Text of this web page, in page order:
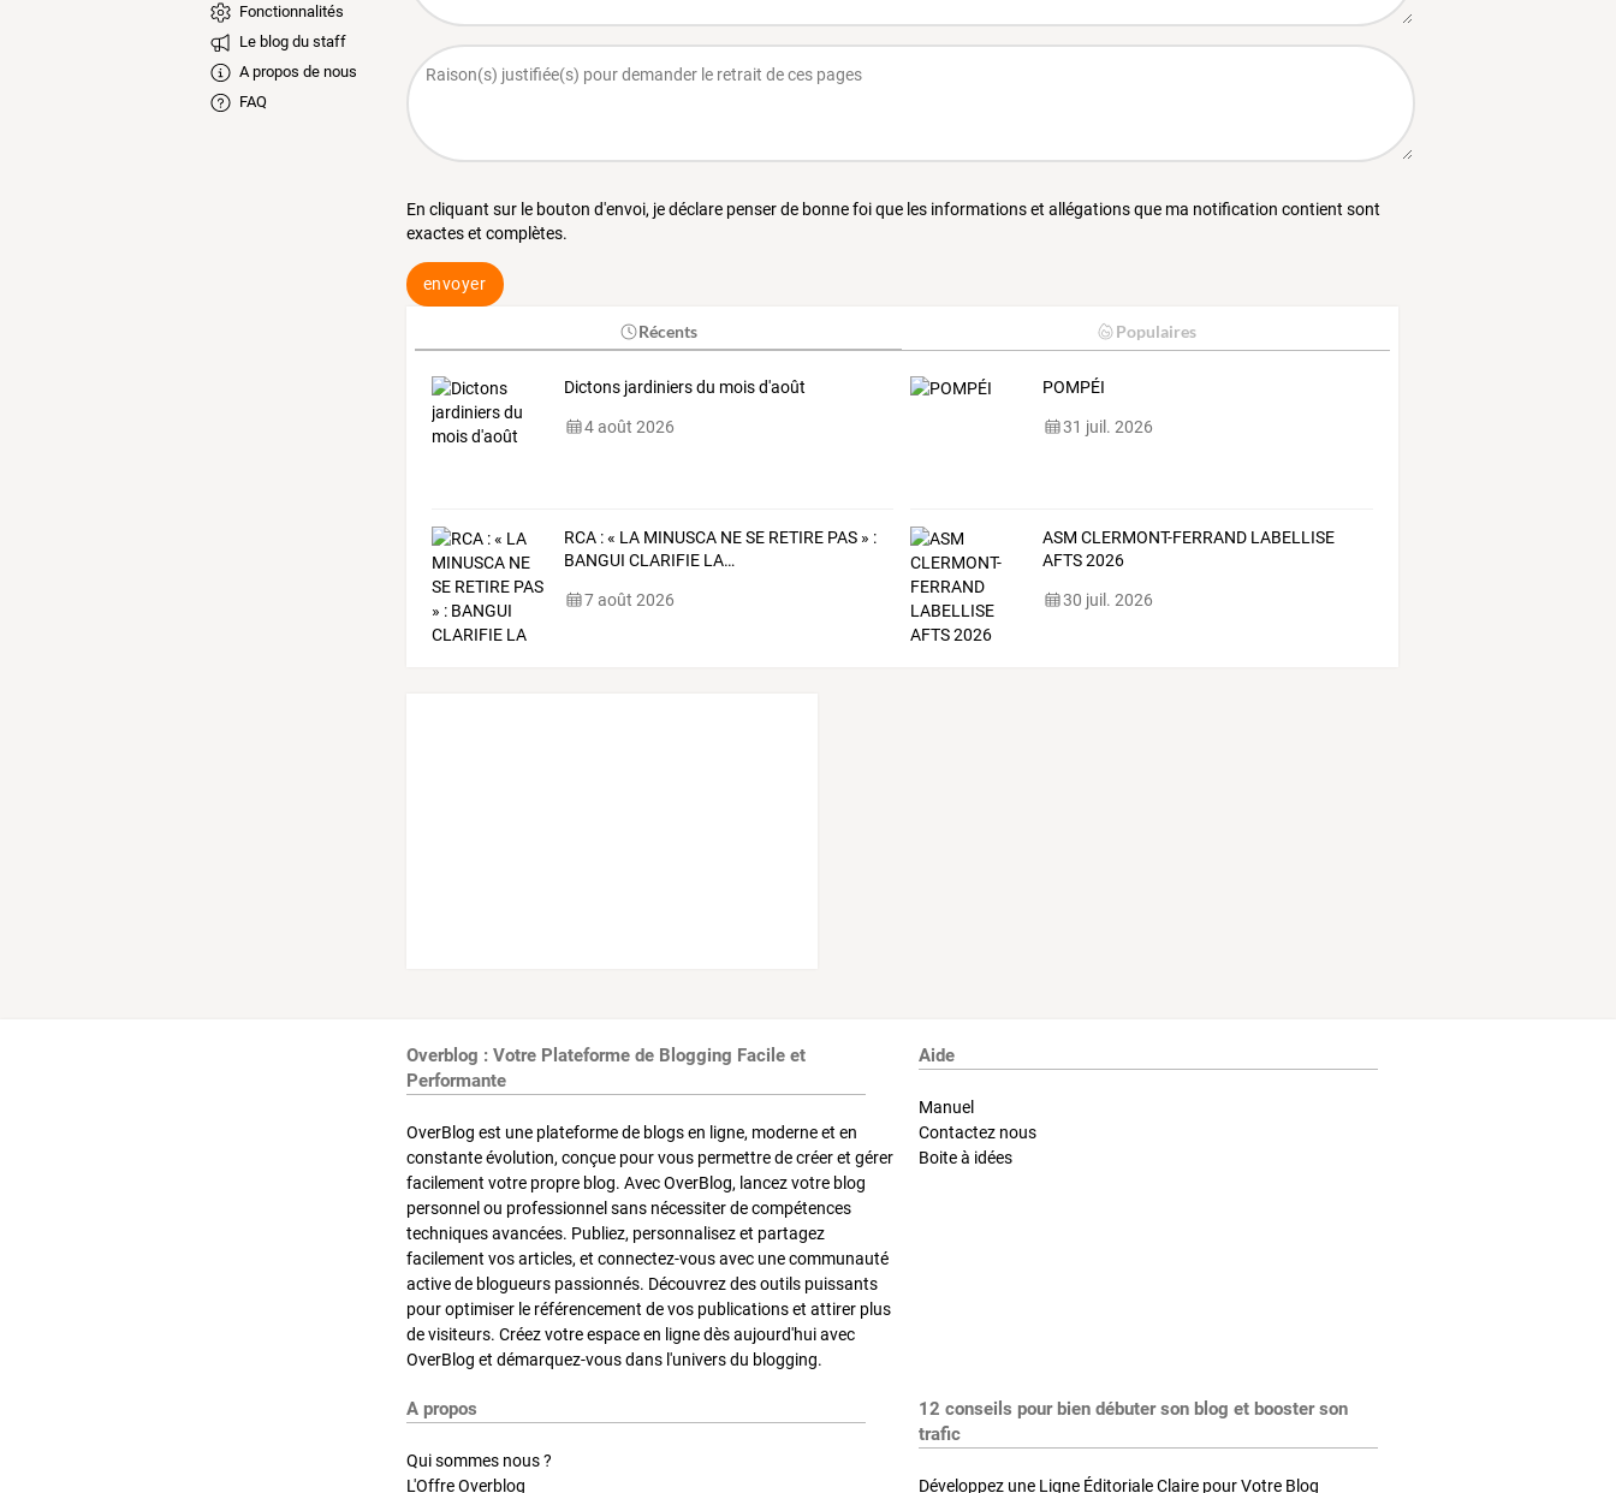
Fonctionnalités
Le blog du staff
A propos de nous
FAQ
En cliquant sur le bouton d'envoi, je déclare penser de bonne foi que les informations et allégations que ma notification contient sont
exactes et complètes.
envoyer
Récents Populaires
Dictons jardiniers du mois d'août
4 août 2026
POMPÉI
31 juil. 2026
RCA:« LAMINUSCANESERETIREPAS» :
BANGUI CLARIFIELA…
7 août 2026
ASM CLERMONT-FERRAND LABELLISE
AFTS 2026
30 juil. 2026
Overblog : Votre Plateforme de Blogging Facile et
Performante
OverBlog est une plateforme de blogs en ligne, moderne et en
constante évolution, conçue pour vous permettre de créer et gérer
facilement votre propre blog. Avec OverBlog, lancez votre blog
personnel ou professionnel sans nécessiter de compétences
techniques avancées. Publiez, personnalisez et partagez
facilement vos articles, et connectez-vous avec une communauté
active de blogueurs passionnés. Découvrez des outils puissants
pour optimiser le référencement de vos publications et attirer plus
de visiteurs. Créez votre espace en ligne dès aujourd'hui avec
OverBlog et démarquez-vous dans l'univers du blogging.
Aide
Manuel
Contactez nous
Boite à idées
A propos
Qui sommes nous ?
L'Offre Overblog
12 conseils pour bien débuter son blog et booster son
trafic
Développez une Ligne Éditoriale Claire pour Votre Blog